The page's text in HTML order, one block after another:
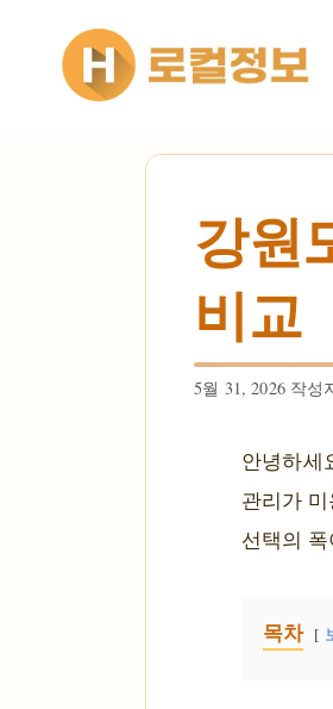
건너뛰기
강원
비교
5월 31, 2026 작성
안녕하세
관리가
선택의
목차